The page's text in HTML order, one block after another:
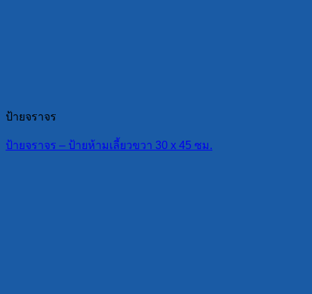
ป้ายจราจร
ป้ายจราจร – ป้ายห้ามเลี้ยวขวา 30 x 45 ซม.